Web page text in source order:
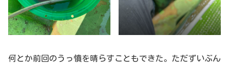
何とか前回のうっ憤を晴らすこともできた。ただずいぶん